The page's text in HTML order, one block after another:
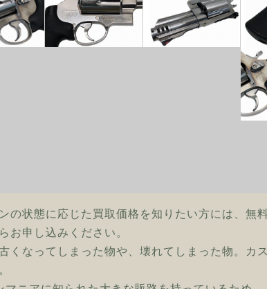
の状態に応じた買取価格を知りたい方には、無
申し込みください。
くなってしまった物や、壊れてしまった物。カ